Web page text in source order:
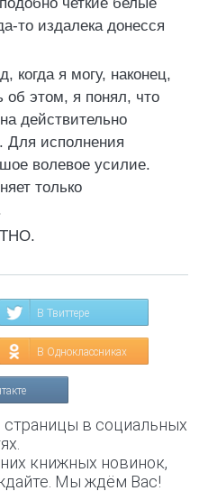
то издалека донесся
когда я могу, наконец,
об этом, я понял, что
действительно
Для исполнения
волевое усилие.
только
В Твиттере
В Одноклассниках
в социальных
книжных новинок,
Мы ждём Вас!